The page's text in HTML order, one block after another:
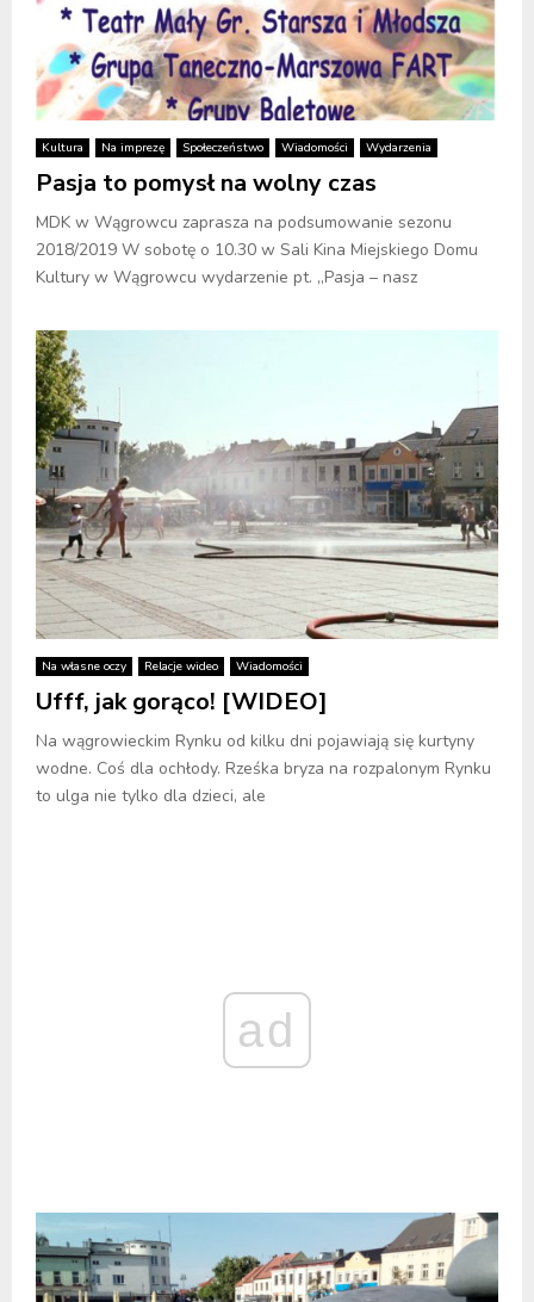
Kultura Na imprezę Społeczeństwo Wiadomości Wydarzenia
Pasja to pomysł na wolny czas
MDK w Wągrowcu zaprasza na podsumowanie sezonu
2018/2019 W sobotę o 10.30 w Sali Kina Miejskiego Domu
Kultury w Wągrowcu wydarzenie pt. „Pasja – nasz
Na własne oczy Relacje wideo Wiadomości
Ufff, jak gorąco! [WIDEO]
Na wągrowieckim Rynku od kilku dni pojawiają się kurtyny
wodne. Coś dla ochłody. Rześka bryza na rozpalonym Rynku
to ulga nie tylko dla dzieci, ale
ad